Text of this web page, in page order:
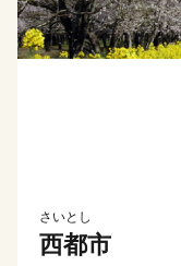
さいとし
西都市